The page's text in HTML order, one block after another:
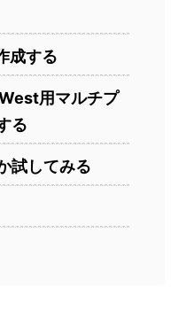
成する
用マルチプ
る
試してみる